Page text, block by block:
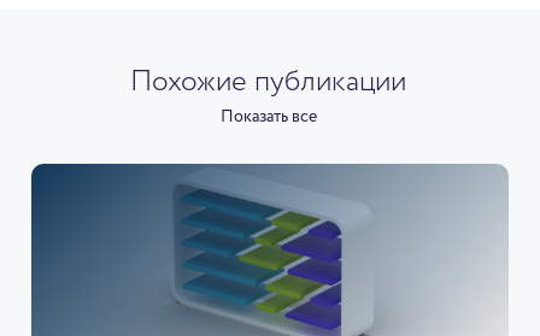
Похожие публикации
Показать все